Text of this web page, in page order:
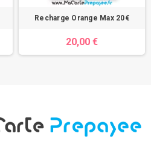
Recharge Orange Max 20€
20,00 €